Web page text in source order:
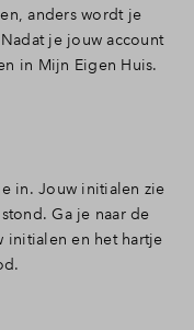
anders wordt je
je jouw account
in Mijn Eigen Huis.
in. Jouw initialen zie
Ga je naar de
initialen en het hartje